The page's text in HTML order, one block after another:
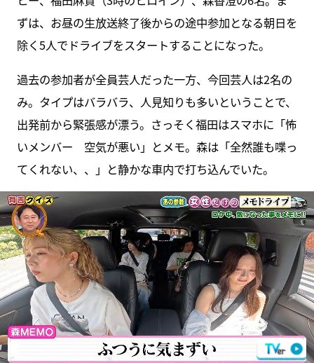
ずは、お昼の生放送終了後からの途中参加となる朝日を
除く5人でドライブをスタートすることになった。
過去の参加者が全員芸人だった一方、今回芸人は2名の
み。タイプはバラバラ、人見知りも多いということで、
出発前から緊張感が漂う。さっそく福田はスマホに「怖
いメンバー 空気が悪い」とメモ。森は「全然誰も喋っ
てくれない、、」と静かな車内で打ち込んでいた。